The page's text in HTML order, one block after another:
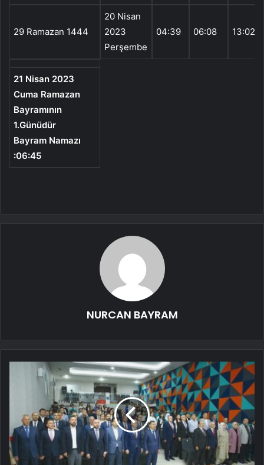
29 Ramazan 1444
20 Nisan
2023
Perşembe
04:39 06:08 13:02
21 Nisan 2023
Cuma Ramazan
Bayramının
1.Günüdür
Bayram Namazı
:06:45
NURCAN BAYRAM